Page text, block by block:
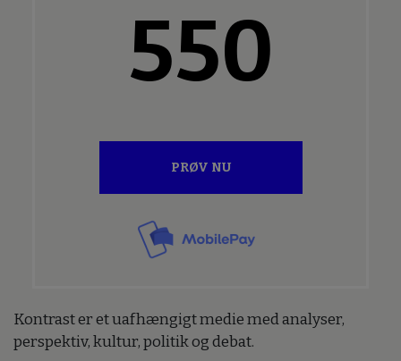
550
PRØV NU
Kontrast er et uafhængigt medie med analyser,
perspektiv, kultur, politik og debat.